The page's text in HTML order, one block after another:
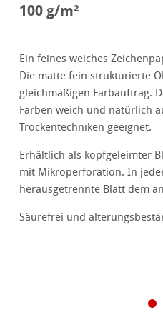
100 g/m²
Ein feines weiches
Die matte fein strukturierte
gleichmäßigen Farbauftrag.
Farben weich und natürlich
Trockentechniken geeignet.
Erhältlich als kopfgeleimter
mit Mikroperforation. In
herausgetrennte Blatt dem
Säurefrei und